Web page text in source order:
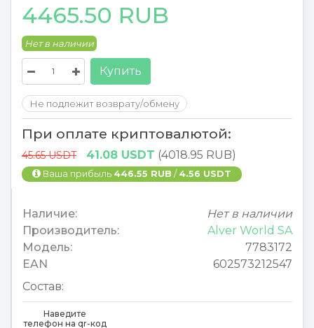
4465.50 RUB
Нет в наличии
Купить
Не подлежит возврату/обмену
При оплате криптовалютой:
45.65 USDT 41.08 USDT (4018.95 RUB)
Ваша прибыль 446.55 RUB / 4.56 USDT
Наличие:
Нет в наличии
Производитель:
Alver World SA
Модель:
7783172
EAN
602573212547
Состав:
Наведите
телефон на qr-код